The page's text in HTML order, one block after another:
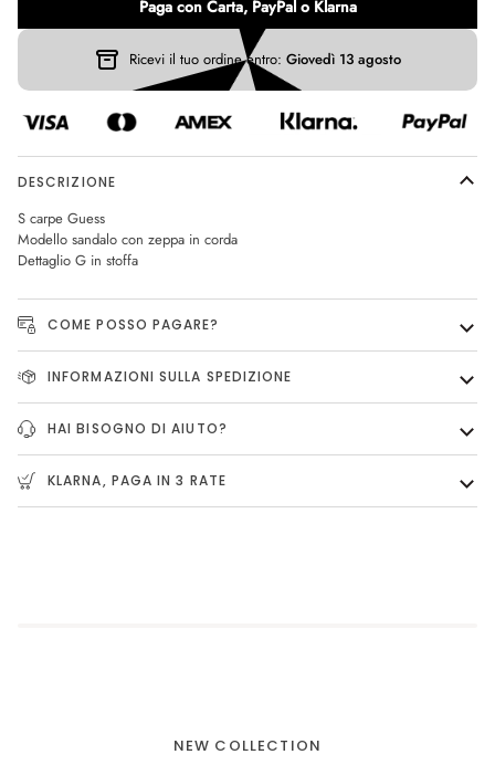
Paga con Carta, PayPal o Klarna
Ricevi il tuo ordine entro: Giovedì 13 agosto
DESCRIZIONE
S carpe Guess
Modello sandalo con zeppa in corda
Dettaglio G in stoffa
COME POSSO PAGARE?
INFORMAZIONI SULLA SPEDIZIONE
HAI BISOGNO DI AIUTO?
KLARNA, PAGA IN 3 RATE
NEW COLLECTION